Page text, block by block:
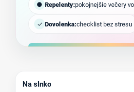
● Repelenty:pokojnejšie večery
✓ Dovolenka:checklist bez stresu
Na slnko